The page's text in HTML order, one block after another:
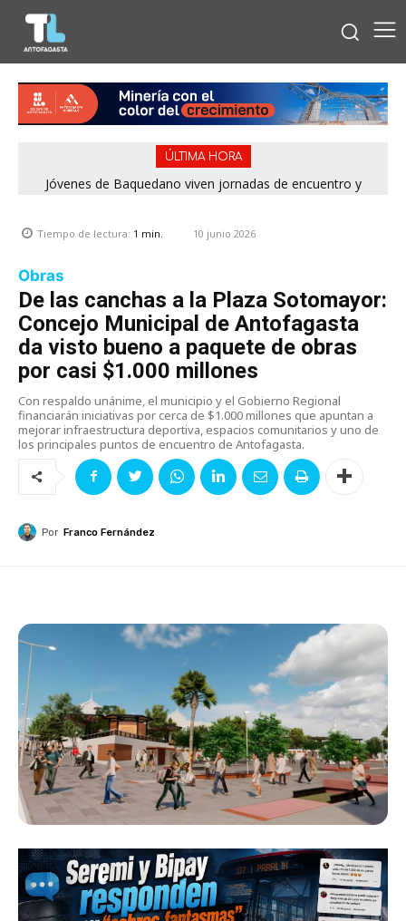
ÚLTIMA HORA
Jóvenes de Baquedano viven jornadas de encuentro y
Tiempo de lectura: 1 min. 10 junio 2026
Obras
De las canchas a la Plaza Sotomayor:
Concejo Municipal de Antofagasta
da visto bueno a paquete de obras
por casi $1.000 millones
Con respaldo unánime, el municipio y el Gobierno Regional
financiarán iniciativas por cerca de $1.000 millones que apuntan a
mejorar infraestructura deportiva, espacios comunitarios y uno de
los principales puntos de encuentro de Antofagasta.
Por Franco Fernández